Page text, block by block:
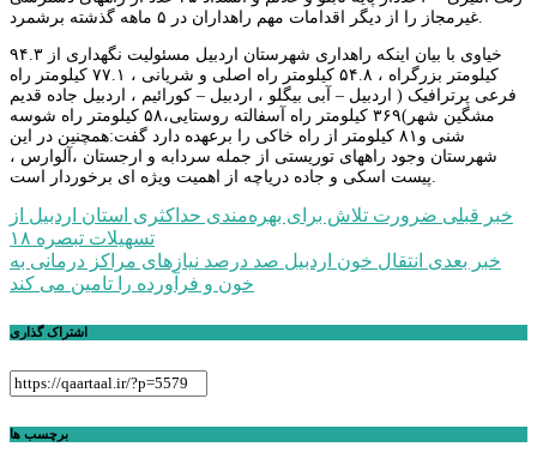
خیاوی با بیان اینکه راهداری شهرستان اردبیل مسئولیت نگهداری از ۹۴.۳
کیلومتر بزرگراه ، ۵۴.۸ کیلومتر راه اصلی و شریانی ، ۷۷.۱ کیلومتر راه
فرعی پرترافیک ( اردبیل – آبی بیگلو ، اردبیل – کورائیم ، اردبیل جاده قدیم
مشگین شهر)۳۶۹ کیلومتر راه آسفالته روستایی،۵۸ کیلومتر راه شوسه
شنی و۸۱ کیلومتر از راه خاکی را برعهده دارد گفت:همچنین در این
شهرستان وجود راههای توریستی از جمله سردابه و ارجستان ،آلوارس ،
راهبری
نوشته
خبر قبلی ضرورت تلاش برای بهره‌مندی حداکثری استان اردبیل از
تسهیلات تبصره ۱۸
خبر بعدی انتقال خون اردبیل صد درصد نیازهای مراکز درمانی به
خون و فرآورده را تامین می کند
اشتراک گذاری
برچسب ها